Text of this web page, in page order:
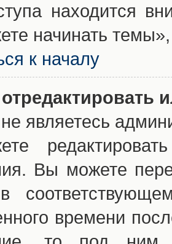
находится
начинать
к началу
являетесь
Вы можете
времени